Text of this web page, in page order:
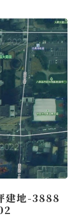
建地-3888